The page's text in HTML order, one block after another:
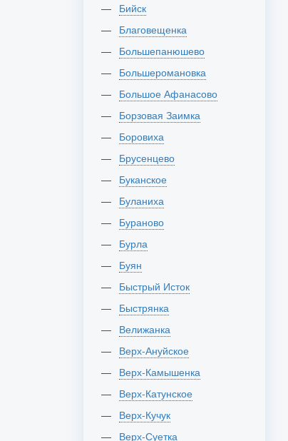
Бийск
Благовещенка
Большепанюшево
Большеромановка
Большое Афанасово
Борзовая Заимка
Боровиха
Брусенцево
Буканское
Буланиха
Бураново
Бурла
Буян
Быстрый Исток
Быстрянка
Велижанка
Верх-Ануйское
Верх-Камышенка
Верх-Катунское
Верх-Кучук
Верх-Суетка